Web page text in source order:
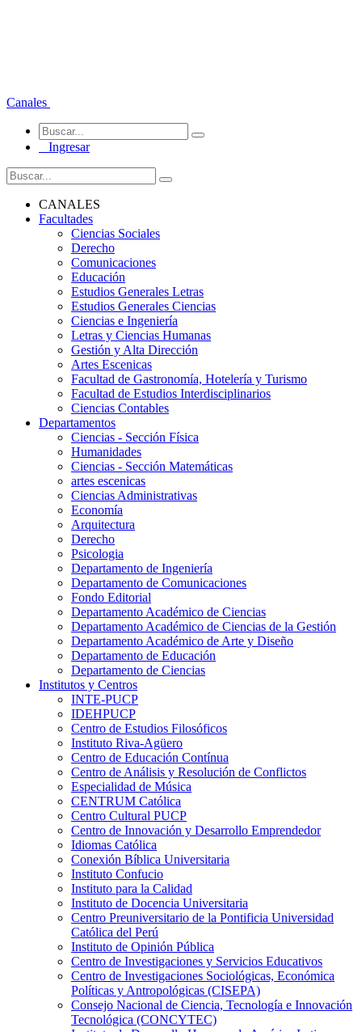
Canales
Ingresar
CANALES
Facultades
Ciencias Sociales
Derecho
Comunicaciones
Educación
Estudios Generales Letras
Estudios Generales Ciencias
Ciencias e Ingeniería
Letras y Ciencias Humanas
Gestión y Alta Dirección
Artes Escenicas
Facultad de Gastronomía, Hotelería y Turismo
Facultad de Estudios Interdisciplinarios
Ciencias Contables
Departamentos
Ciencias - Sección Física
Humanidades
Ciencias - Sección Matemáticas
artes escenicas
Ciencias Administrativas
Economía
Arquitectura
Derecho
Psicologia
Departamento de Ingeniería
Departamento de Comunicaciones
Fondo Editorial
Departamento Académico de Ciencias
Departamento Académico de Ciencias de la Gestión
Departamento Académico de Arte y Diseño
Departamento de Educación
Departamento de Ciencias
Institutos y Centros
INTE-PUCP
IDEHPUCP
Centro de Estudios Filosóficos
Instituto Riva-Agüero
Centro de Educación Contínua
Centro de Análisis y Resolución de Conflictos
Especialidad de Música
CENTRUM Católica
Centro Cultural PUCP
Centro de Innovación y Desarrollo Emprendedor
Idiomas Católica
Conexión Bíblica Universitaria
Instituto Confucio
Instituto para la Calidad
Instituto de Docencia Universitaria
Centro Preuniversitario de la Pontificia Universidad
Católica del Perú
Instituto de Opinión Pública
Centro de Investigaciones y Servicios Educativos
Centro de Investigaciones Sociológicas, Económica
Políticas y Antropológicas (CISEPA)
Consejo Nacional de Ciencia, Tecnología e Innovación
Tecnológica (CONCYTEC)